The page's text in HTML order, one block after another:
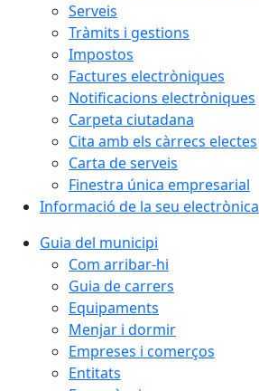
Serveis
Tràmits i gestions
Impostos
Factures electròniques
Notificacions electròniques
Carpeta ciutadana
Cita amb els càrrecs electes
Carta de serveis
Finestra única empresarial
Informació de la seu electrònica
Guia del municipi
Com arribar-hi
Guia de carrers
Equipaments
Menjar i dormir
Empreses i comerços
Entitats